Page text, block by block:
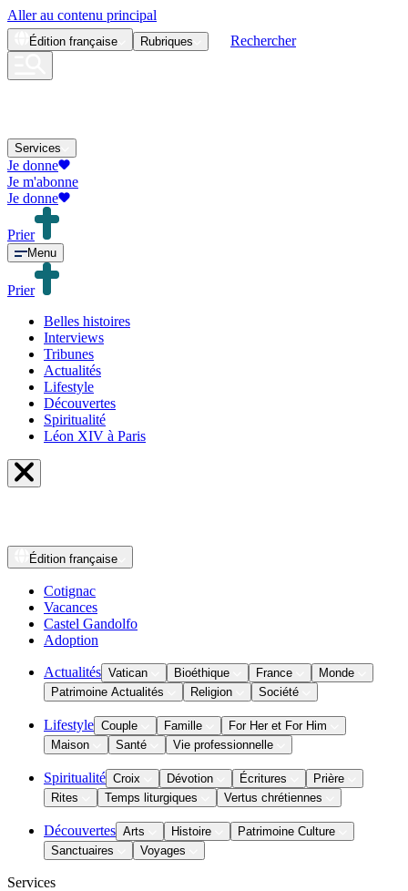
Aller au contenu principal
Édition française Rubriques Rechercher
Services
Je donne
Je m'abonne
Je donne
Prier
Menu
Prier
Belles histoires
Interviews
Tribunes
Actualités
Lifestyle
Découvertes
Spiritualité
Léon XIV à Paris
Édition française
Cotignac
Vacances
Castel Gandolfo
Adoption
Actualités Vatican Bioéthique France
Monde
Patrimoine Actualités
Religion Société
Lifestyle Couple Famille
For Her et For Him
Maison
Santé Vie professionnelle
Spiritualité Croix Dévotion Écritures
Prière
Rites
Temps liturgiques Vertus chrétiennes
Découvertes Arts Histoire
Patrimoine Culture
Sanctuaires
Voyages
Services